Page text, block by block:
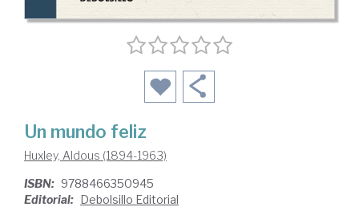
Un mundo feliz
Huxley, Aldous (1894-1963)
ISBN: 9788466350945
Editorial: Debolsillo Editorial